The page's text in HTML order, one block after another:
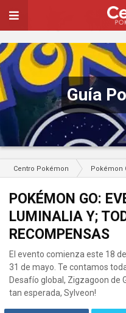
Guía
Centro Pokémon Pokémon
POKÉMON GO:
LUMINALIA Y;
RECOMPENSAS
El evento comienza este 18
31 de mayo. Te contamos
Desafío global, Zigzagoon de
tan esperada, Sylveon!